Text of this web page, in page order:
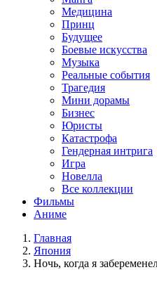
Медицина
Принц
Будущее
Боевые искусства
Музыка
Реальные события
Трагедия
Мини дорамы
Бизнес
Юристы
Катастрофа
Гендерная интрига
Игра
Новелла
Все коллекции
Фильмы
Аниме
Главная
Япония
Ночь, когда я